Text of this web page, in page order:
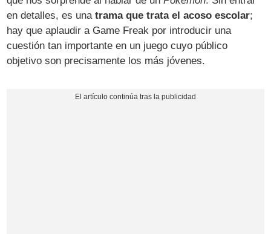
en detalles, es unatrama que trata el acoso escolar;
hay que aplaudir a Game Freak por introducir una
cuestión tan importante en un juego cuyo público
objetivo son precisamente los más jóvenes.